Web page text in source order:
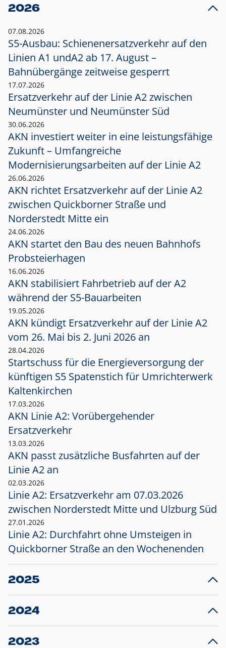
2026
07.08.2026
S5-Ausbau: Schienenersatzverkehr auf den
Linien A1 undA2 ab 17. August –
Bahnübergänge zeitweise gesperrt
17.07.2026
Ersatzverkehr auf der Linie A2 zwischen
Neumünster und Neumünster Süd
30.06.2026
AKN investiert weiter in eine leistungsfähige
Zukunft – Umfangreiche
Modernisierungsarbeiten auf der Linie A2
26.06.2026
AKN richtet Ersatzverkehr auf der Linie A2
zwischen Quickborner Straße und
Norderstedt Mitte ein
24.06.2026
AKN startet den Bau des neuen Bahnhofs
Probsteierhagen
16.06.2026
AKN stabilisiert Fahrbetrieb auf der A2
während der S5-Bauarbeiten
19.05.2026
AKN kündigt Ersatzverkehr auf der Linie A2
vom 26. Mai bis 2. Juni 2026 an
28.04.2026
Startschuss für die Energieversorgung der
künftigen S5 Spatenstich für Umrichterwerk
Kaltenkirchen
17.03.2026
AKN Linie A2: Vorübergehender
Ersatzverkehr
13.03.2026
AKN passt zusätzliche Busfahrten auf der
Linie A2 an
02.03.2026
Linie A2: Ersatzverkehr am 07.03.2026
zwischen Norderstedt Mitte und Ulzburg Süd
27.01.2026
Linie A2: Durchfahrt ohne Umsteigen in
Quickborner Straße an den Wochenenden
2025
23.12.2025
Projekt S5: Start der Bauarbeiten am
2024
10.12.2024
Großprojekt S5: Sperrung der Bahnstraße in
2023